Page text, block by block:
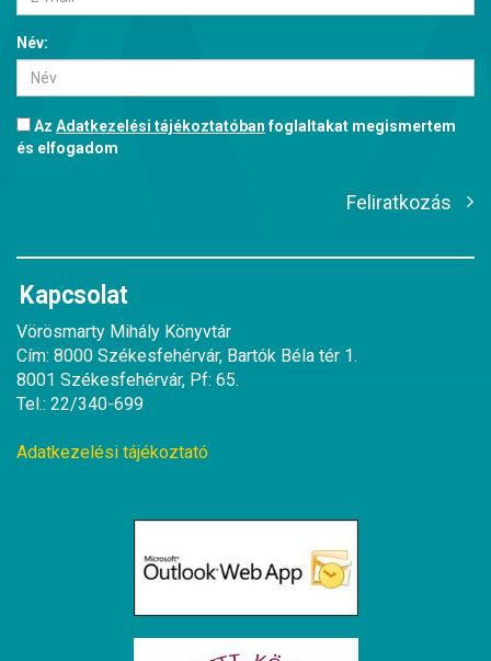
Név:
Az Adatkezelési tájékoztatóbanfoglaltakat megismertem
és elfogadom
Feliratkozás
Kapcsolat
Vörösmarty Mihály Könyvtár
Cím: 8000 Székesfehérvár, Bartók Béla tér 1.
8001 Székesfehérvár, Pf: 65.
Tel.: 22/340-699
Adatkezelési tájékoztató